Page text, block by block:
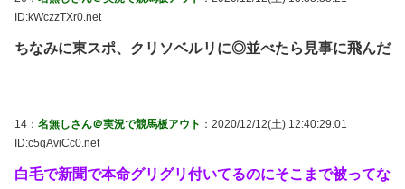
ID:kWczzTXr0.net
ちなみに東スポ、クリソベルリに◎並べたら見事に飛んだ
14： 名無しさん＠実況で競馬板アウト ：2020/12/12(土) 12:40:29.01
ID:c5qAviCc0.net
白毛で新聞で本命グリグリ付いてるのにそこまで被ってな